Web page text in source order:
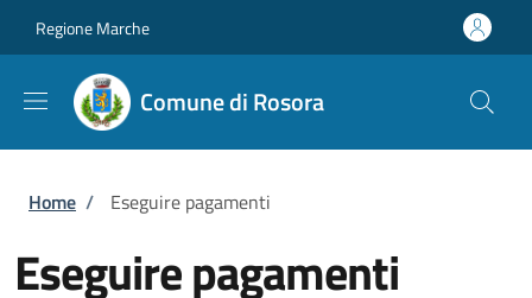
Regione Marche
Comune di Rosora
Briciole di pane
Home / Eseguire pagamenti
Eseguire pagamenti